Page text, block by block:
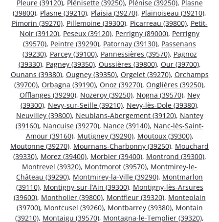
Pleure (39120), Plénisette (39250), Plénise (39250), Plasne
(39800), Plasne (39210), Plaisia (39270), Plainoiseau (39210),
Pimorin (39270), Pillemoine (39300), Picarreau (39800), Petit-
Noir (39120), Peseux (39120), Perrigny (89000), Perrigny
(39570), Peintre (39290), Patornay (39130), Passenans
(39230), Parcey (39100), Pannessières (39570), Pagnoz
(39330), Pagney (39350), Oussières (39800), Our (39700),
Ounans (39380), Ougney (39350), Orgelet (39270), Orchamps
(39700), Orbagna (39190), Onoz (39270), Onglières (39250),
Offlanges (39290), Nozeroy (39250), Nogna (39570), Ney
(39300), Nevy-sur-Seille (39210), Nevy-lès-Dole (39380),
Neuvilley (39800), Neublans-Abergement (39120), Nantey
(39160), Nancuise (39270), Nance (39140), Nanc-lès-Saint-
Amour (39160), Mutigney (39290), Moutoux (39300),
Moutonne (39270), Mournans-Charbonny (39250), Mouchard
(39330), Morez (39400), Morbier (39400), Montrond (39300),
Montrevel (39320), Montmorot (39570), Montmirey-le-
Château (39290), Montmirey-la-Ville (39290), Montmarlon
(39110), Montigny-sur-l’Ain (39300), Montigny-lès-Arsures
(39600), Montholier (39800), Montfleur (39320), Monteplain
(39700), Montcusel (39260), Montbarrey (39380), Montain
(39210), Montaigu (39570), Montagna-le-Templier (39320),